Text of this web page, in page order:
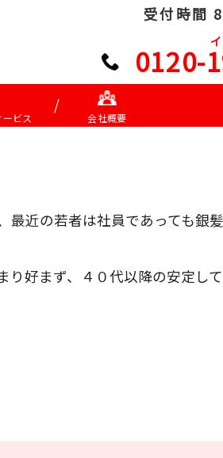
受付時間
0120-
ビス 会社概要
近の若者は社員であっても銀
好まず、４０代以降の安定し